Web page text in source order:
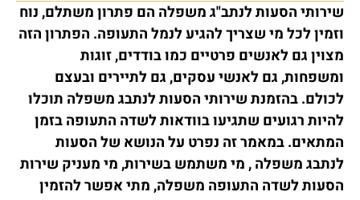
שירותי הסעות לנתב"ג משפלה הם פתרון משתלם, נוח
וזמין לכל מי שצריך להגיע לנמל התעופה. הפתרון הזה
מצוין גם לאנשים פרטיים כמו בודדים, זוגות
ומשפחות, גם לאנשי עסקים, גם לתיירים ובעצם
לכולם. בהזמנת שירותי הסעות לנתבג משפלה תוכלו
להיות רגועים שתגיעו בוודאות לשדה התעופה בזמן
המתאים. במאמר זה נפרט על הנושא של הסעות
לנתבג משפלה , מי משתמש בשירות, מי מעניק שירות
הסעות לשדה התעופה משפלה, מתי אפשר להזמין